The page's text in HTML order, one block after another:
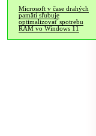
Microsoft v čase drahých
pamätí sľubuje
optimalizovať spotrebu
RAM vo Windows 11